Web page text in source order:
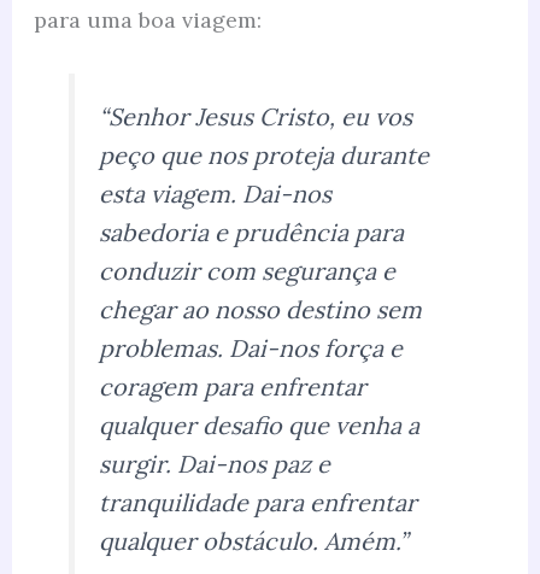
para uma boa viagem:
“Senhor Jesus Cristo, eu vos
peço que nos proteja durante
esta viagem. Dai-nos
sabedoria e prudência para
conduzir com segurança e
chegar ao nosso destino sem
problemas. Dai-nos força e
coragem para enfrentar
qualquer desafio que venha a
surgir. Dai-nos paz e
tranquilidade para enfrentar
qualquer obstáculo. Amém.”